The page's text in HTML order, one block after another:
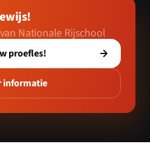
Nationale Rijschool
proefles!
informatie